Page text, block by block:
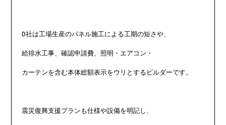
D社は工場生産のパネル施工による工期の短さや、
給排水工事、確認申請費、照明・エアコン・
カーテンを含む本体総額表示をウリとするビルダーです。
震災復興支援プランも仕様や設備を明記し、